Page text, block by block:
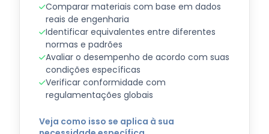
Comparar materiais com base em dados
reais de engenharia
Identificar equivalentes entre diferentes
normas e padrões
Avaliar o desempenho de acordo com suas
condições específicas
Verificar conformidade com
regulamentações globais
Veja como isso se aplica à sua